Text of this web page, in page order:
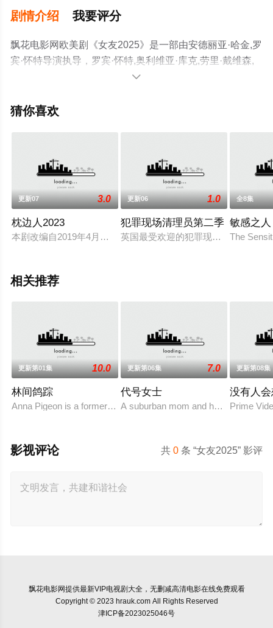
剧情介绍 我要评分
飘花电影网欧美剧《女友2025》是一部由安德丽亚·哈金,罗
宾·怀特导演执导，罗宾·怀特,奥利维亚·库克,劳里·戴维森,
瓦利德·祖伊特,弗朗西斯卡·科尼,西蒙·米考克,安娜·钱斯勒,
卡瓦纳奇,Karen,Henthorn,内森·霍尔,Clara,Indrani,杰克·威
或剧情网等平台了解。

猜你喜欢
更新07 3.0
枕边人2023
本剧改编自2019年4月在KBS2播出的月火连续剧《各位国民》
更新06 1.0
犯罪现场清理员第二季
英国最受欢迎的犯罪现场清洁工第二
全8集
敏感之人
The
相关推荐
更新第01集 10.0
林间鸽踪
Anna Pigeon is a former city slicker who became a park r
更新第06集 7.0
代号女士
A suburban mom and her high school
更新第08集
没有人
Prime
共0 条 “女友2025” 影评
影视评论
飘花电影网提供最新VIP电视剧大全，无删减高清电影在线免费观看
Copyright © 2023 hrauk.com All Rights Reserved
津ICP备2023025046号